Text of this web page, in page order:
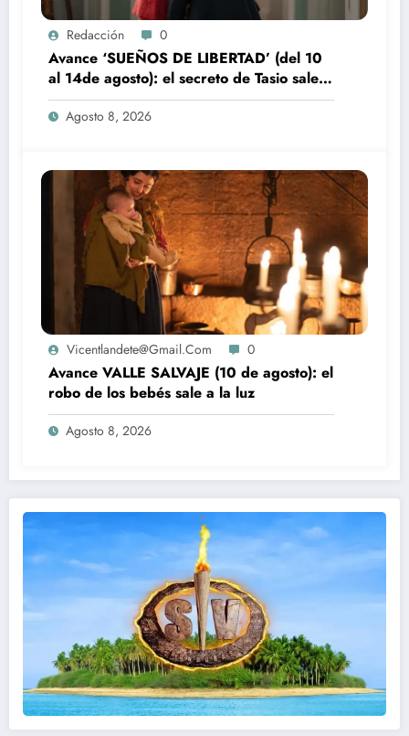
Redacción 0
Avance ‘SUEÑOS DE LIBERTAD’ (del 10
al 14de agosto): el secreto de Tasio sale a
la luz
Agosto 8, 2026
Vicentlandete@gmail.com 0
Avance VALLE SALVAJE (10 de agosto): el
robo de los bebés sale a la luz
Agosto 8, 2026